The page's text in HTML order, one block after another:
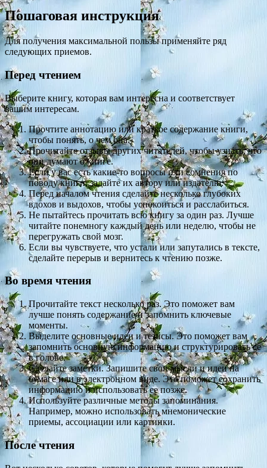
Пошаговая инструкция
Для получения максимальной пользы применяйте ряд
следующих приемов.
Перед чтением
Выберите книгу, которая вам интересна и соответствует
вашим интересам.
Прочтите аннотацию или краткое содержание книги,
чтобы понять, о чем она.
Прочитайте отзывы других читателей, чтобы узнать, что
они думают о книге.
Если у вас есть какие-то вопросы или сомнения по
поводу книги, задайте их автору или издателю.
Перед началом чтения сделайте несколько глубоких
вдохов и выдохов, чтобы успокоиться и расслабиться.
Не пытайтесь прочитать всю книгу за один раз. Лучше
читайте понемногу каждый день или неделю, чтобы не
перегружать свой мозг.
Если вы чувствуете, что устали или запутались в тексте,
сделайте перерыв и вернитесь к чтению позже.
Во время чтения
Прочитайте текст несколько раз. Это поможет вам
лучше понять содержание и запомнить ключевые
моменты.
Выделите основные идеи и тезисы. Это поможет вам
запомнить основную информацию и структурировать ее
в голове.
Сделайте заметки. Запишите свои мысли и идеи на
бумаге или в электронном виде. Это поможет сохранить
информацию и использовать ее позже.
Используйте различные методы запоминания.
Например, можно использовать мнемонические
приемы, ассоциации или картинки.
После чтения